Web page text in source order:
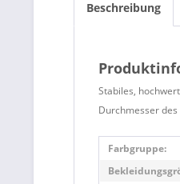
Beschreibung
Stabiles,
Durchmesser
Farbgruppe: